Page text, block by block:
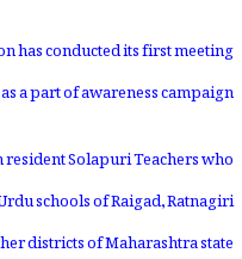
has conducted its first meeting
a part of awareness campaign.
Solapuri Teachers who
schools of Raigad,Ratnagiri,
districts of Maharashtra state.